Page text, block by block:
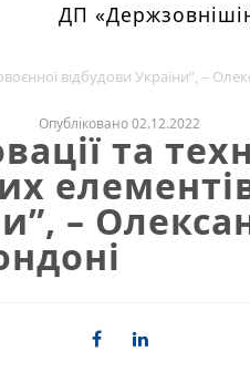
ДП
відбудови України”, –
Опубліковано 02.12.2022
та
–